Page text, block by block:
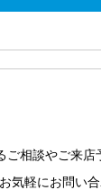
ご相談やご来店
気軽にお問い